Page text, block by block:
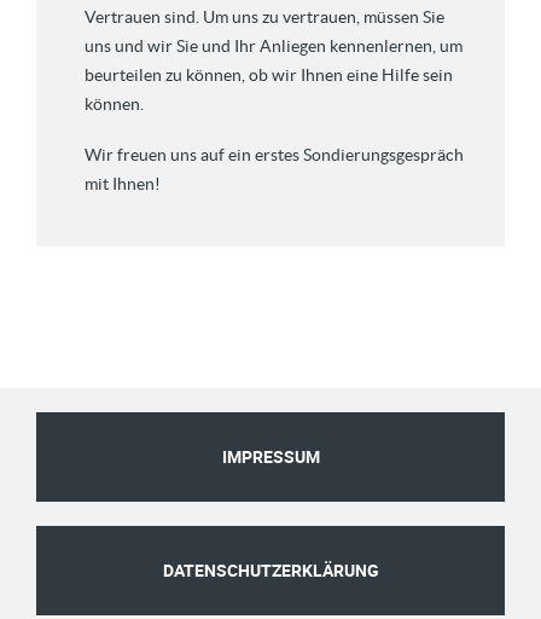
Vertrauen sind. Um uns zu vertrauen, müssen Sie
uns und wir Sie und Ihr Anliegen kennenlernen, um
beurteilen zu können, ob wir Ihnen eine Hilfe sein
können.
Wir freuen uns auf ein erstes Sondierungsgespräch
mit Ihnen!
IMPRESSUM
DATENSCHUTZERKLÄRUNG